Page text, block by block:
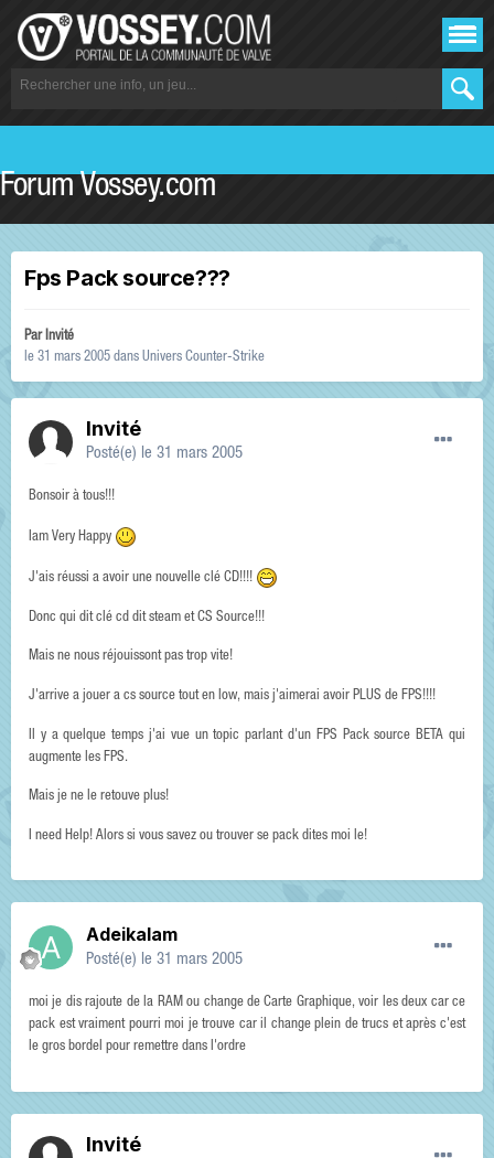
Forum Vossey.com
Fps Pack source???
Par Invité
le 31 mars 2005 dans Univers Counter-Strike
Invité
Posté(e) le 31 mars 2005
Bonsoir à tous!!!
Iam Very Happy
J'ais réussi a avoir une nouvelle clé CD!!!!
Donc qui dit clé cd dit steam et CS Source!!!
Mais ne nous réjouissont pas trop vite!
J'arrive a jouer a cs source tout en low, mais j'aimerai avoir PLUS de FPS!!!!
Il y a quelque temps j'ai vue un topic parlant d'un FPS Pack source BETA qui
augmente les FPS.
Mais je ne le retouve plus!
I need Help! Alors si vous savez ou trouver se pack dites moi le!
Adeikalam
Posté(e) le 31 mars 2005
moi je dis rajoute de la RAM ou change de Carte Graphique, voir les deux car ce
pack est vraiment pourri moi je trouve car il change plein de trucs et après c'est
le gros bordel pour remettre dans l'ordre
Invité